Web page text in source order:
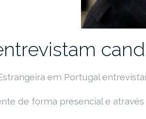
em Portugal
de forma presencial e